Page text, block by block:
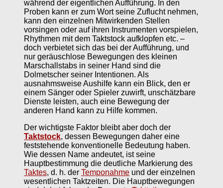
während der eigentlichen Aufführung. In den
Proben kann er zum Wort seine Zuflucht nehmen,
kann den einzelnen Mitwirkenden Stellen
vorsingen oder auf ihren Instrumenten vorspielen,
Rhythmen mit dem Taktstock aufklopfen etc. –
doch verbietet sich das bei der Aufführung, und
nur geräuschlose Bewegungen des kleinen
Marschallstabs in seiner Hand sind die
Dolmetscher seiner Intentionen. Als
ausnahmsweise Aushilfe kann ein Blick, den er
einem Sänger oder Spieler zuwirft, unschätzbare
Dienste leisten, auch eine Bewegung der
anderen Hand kann zu Hilfe kommen.
Der wichtigste Faktor bleibt aber doch der
Taktstock, dessen Bewegungen daher eine
feststehende konventionelle Bedeutung haben.
Wie dessen Name andeutet, ist seine
Hauptbestimmung die deutliche Markierung des
Taktes, d. h. der Temponahme und der einzelnen
wesentlichen Taktzeiten. Die Hauptbewegungen